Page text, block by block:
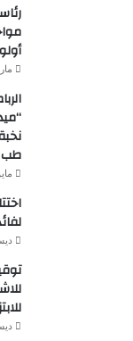
مارس
طب
مايو 2,